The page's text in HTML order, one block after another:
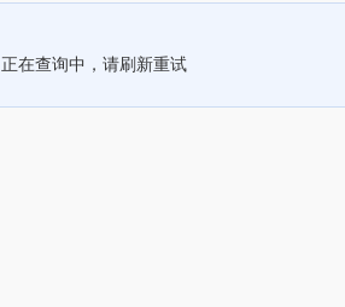
正在查询中，请刷新重试